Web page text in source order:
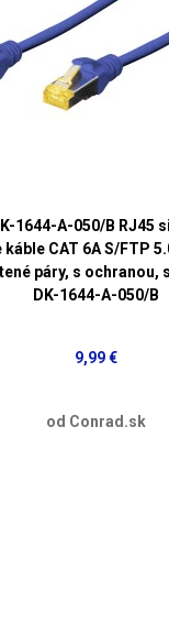
1644-A-050/B RJ45
CAT 6A S/FTP
páry, s ochranou,
DK-1644-A-050/B
9,99 €
od Conrad.sk